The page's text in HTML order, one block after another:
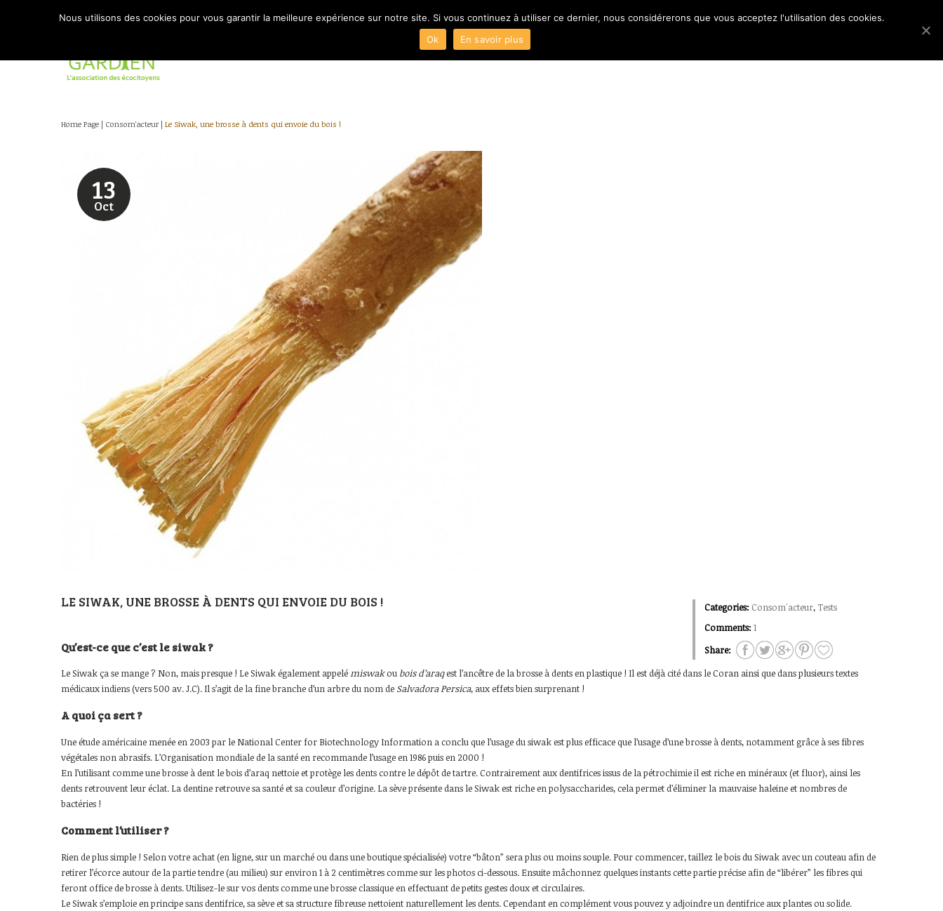
ACCUEIL
Home Page | Consom'acteur | Le Siwak, une brosse à dents qui envoie du bois !
13
Oct
Categories: Consom'acteur, Tests
Comments:1
Share:
LE SIWAK, UNE BROSSE À DENTS QUI ENVOIE DU BOIS !
Qu’est-ce que c’est le siwak ?
Le Siwak ça se mange ? Non, mais presque ! Le Siwak également appelémiswakou bois d’araqest l’ancêtre de la brosse à dents en plastique ! Il est déjà cité dans le Coran ainsi que dans plusieurs textes
médicaux indiens (vers 500 av. J.C). Il s’agit de la fine branche d’un arbre du nom de Salvadora Persica, aux effets bien surprenant !
A quoi ça sert ?
Une étude américaine menée en 2003 par le National Center for Biotechnology Information a conclu que l’usage du siwak est plus efficace que l’usage d’une brosse à dents, notamment grâce à ses fibres
végétales non abrasifs. L’Organisation mondiale de la santé en recommande l’usage en 1986 puis en 2000 !
En l’utilisant comme une brosse à dent le bois d’araq nettoie et protège les dents contre le dépôt de tartre. Contrairement aux dentifrices issus de la pétrochimie il est riche en minéraux (et fluor), ainsi les
dents retrouvent leur éclat. La dentine retrouve sa santé et sa couleur d’origine. La sève présente dans le Siwak est riche en polysaccharides, cela permet d’éliminer la mauvaise haleine et nombres de
bactéries !
Comment l’utiliser ?
Rien de plus simple ! Selon votre achat (en ligne, sur un marché ou dans une boutique spécialisée) votre “bâton” sera plus ou moins souple. Pour commencer, taillez le bois du Siwak avec un couteau afin de
retirer l’écorce autour de la partie tendre (au milieu) sur environ 1 à 2 centimètres comme sur les photos ci-dessous. Ensuite mâchonnez quelques instants cette partie précise afin de “libérer” les fibres qui
feront office de brosse à dents. Utilisez-le sur vos dents comme une brosse classique en effectuant de petits gestes doux et circulaires.
Le Siwak s’emploie en principe sans dentifrice, sa sève et sa structure fibreuse nettoient naturellement les dents. Cependant en complément vous pouvez y adjoindre un dentifrice aux plantes ou solide.
Nous utilisons des cookies pour vous garantir la meilleure expérience sur notre site. Si vous continuez à utiliser ce dernier, nous considérerons que vous acceptez l'utilisation des cookies.
Ok
En savoir plus